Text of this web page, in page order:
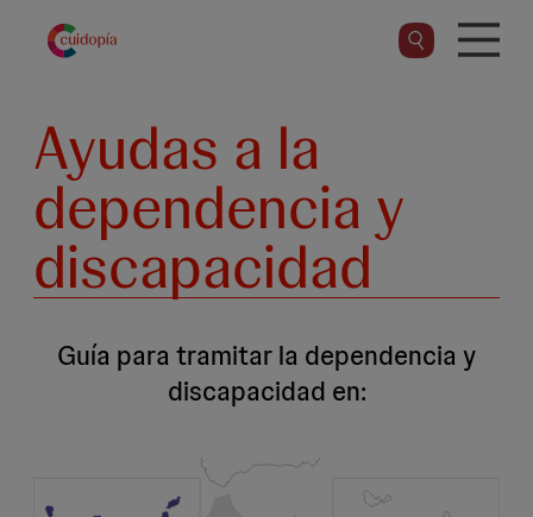
contenido
Ayudas a la
dependencia y
discapacidad
Guía para tramitar la dependencia y
discapacidad en: